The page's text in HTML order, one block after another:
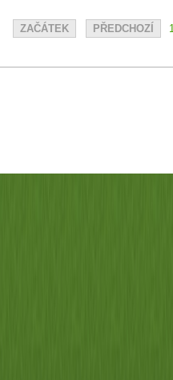
ZAČÁTEK PŘEDCHOZÍ